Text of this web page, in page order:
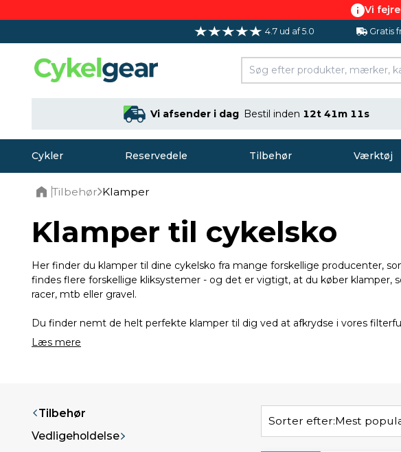
Vi
4.7 ud af 5.0 Gratis
Vi afsender i dag Bestil inden 12t 41m 10s
Cykler Reservedele Tilbehør Værktøj
Tilbehør Klamper
Klamper til cykelsko
Her finder du klamper til dine cykelsko fra mange forskellige producenter,
findes flere forskellige kliksystemer - og det er vigtigt, at du køber klamper,
racer, mtb eller gravel.
Du finder nemt de helt perfekte klamper til dig ved at afkrydse i vores
Læs mere
Tilbehør
Vedligeholdelse
Sorter efter:Mest